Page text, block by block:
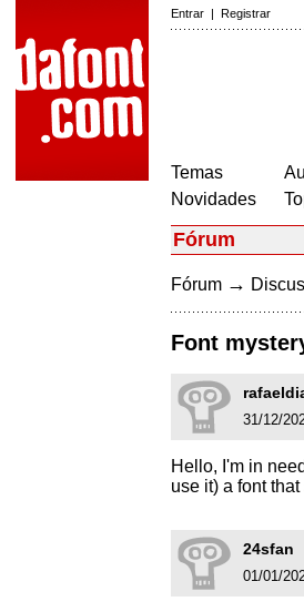
Entrar | Registrar
Temas
Novidades
Fórum
Fórum →
Font
31/12/
Hello, I'm in
use it) a font
24sfan
01/01/